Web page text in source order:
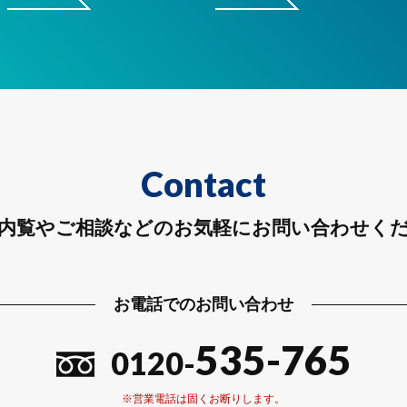
Contact
覧やご相談などのお気軽にお問い合わせく
お電話でのお問い合わせ
0120-535-765
※営業電話は固くお断りします。